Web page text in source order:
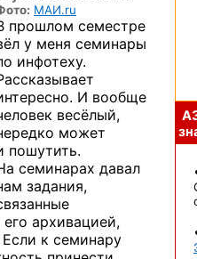
МАИ.ru
прошлом семестре
у меня семинары
инфотеху.
И вообще
весёлый,
может
пошутить.
семинарах давал
задания,
архивацией,
к семинару